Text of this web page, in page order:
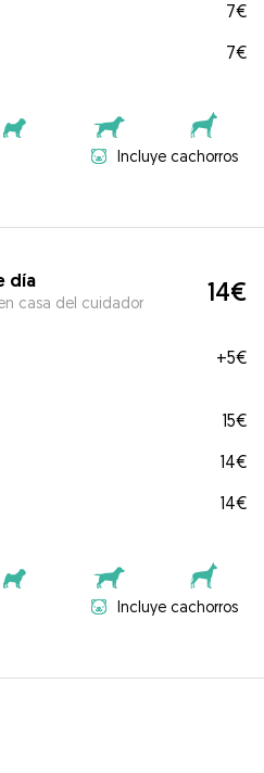
7€
7€
Incluye cachorros
día
casa del cuidador 14€
+5€
15€
14€
14€
Incluye cachorros